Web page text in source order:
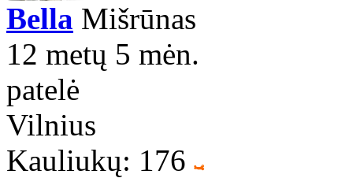
Bella Mišrūnas
12 metų 5 mėn.
patelė
Vilnius
Kauliukų: 176